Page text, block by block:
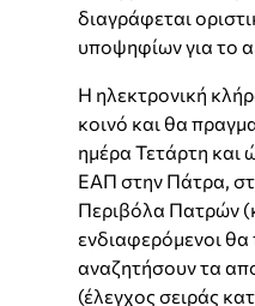
διαγράφεται
υποψηφίων για το
Η ηλεκτρονική
κοινό και θα
ημέρα Τετάρτη και
ΕΑΠ στην Πάτρα,
Περιβόλα Πατρών
ενδιαφερόμενοι θα
αναζητήσουν τα
(έλεγχος σειράς